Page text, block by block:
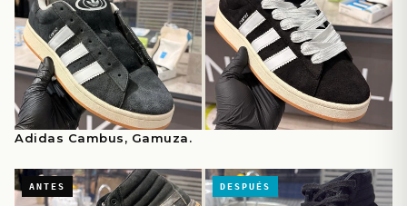
Adidas Cambus, Gamuza.